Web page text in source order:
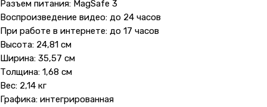
Разъем питания: MagSafe 3
Воспроизведение видео: до 24 часов
При работе в интернете: до 17 часов
Высота: 24,81 см
Ширина: 35,57 см
Толщина: 1,68 см
Вес: 2,14 кг
Графика: интегрированная